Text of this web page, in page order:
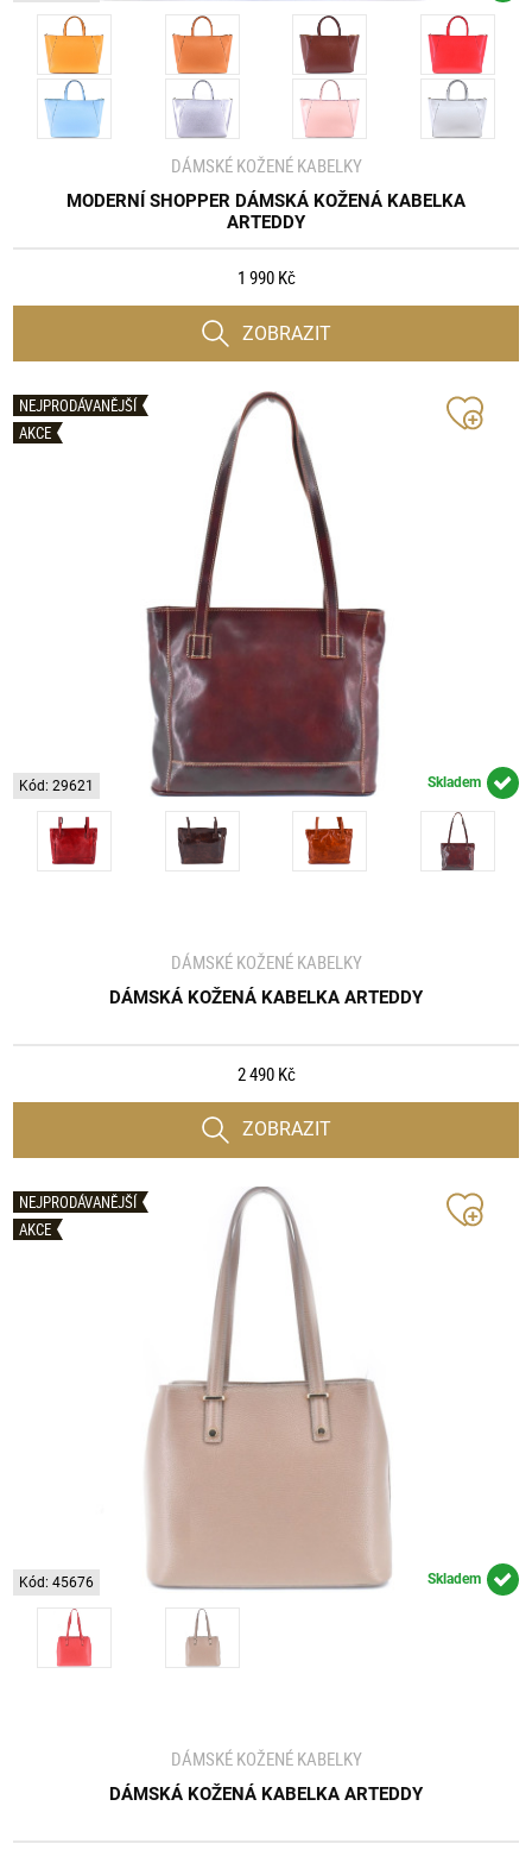
DÁMSKÉ KOŽENÉ KABELKY
MODERNÍ SHOPPER DÁMSKÁ KOŽENÁ KABELKA
ARTEDDY
1 990 Kč
ZOBRAZIT
NEJPRODÁVANĚJŠÍ
AKCE
Kód: 29621 Skladem
DÁMSKÉ KOŽENÉ KABELKY
DÁMSKÁ KOŽENÁ KABELKA ARTEDDY
2 490 Kč
ZOBRAZIT
NEJPRODÁVANĚJŠÍ
AKCE
Kód: 45676 Skladem
DÁMSKÉ KOŽENÉ KABELKY
DÁMSKÁ KOŽENÁ KABELKA ARTEDDY